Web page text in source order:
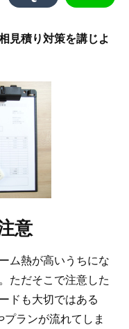
見積り対策を講じよ
意
ム熱が高いうちにな
ただそこで注意した
ドも大切ではある
ランが流れてしま